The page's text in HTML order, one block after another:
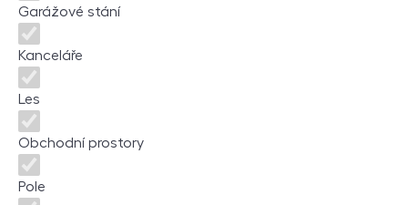
Garážové stání
Kanceláře
Les
Obchodní prostory
Pole